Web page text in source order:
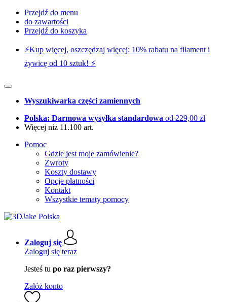
Przejdź do menu
do zawartości
Przejdź do koszyka
⚡️Kup więcej, oszczędzaj więcej: 10% rabatu na filament i
żywicę od 10 sztuk! ⚡️
Wyszukiwarka części zamiennych
Polska: Darmowa wysyłka standardowa od 229,00 zł
Więcej niż 11.100 art.
Pomoc
Gdzie jest moje zamówienie?
Zwroty
Koszty dostawy
Opcje płatności
Kontakt
Wszystkie tematy pomocy
Zaloguj się
Zaloguj się teraz
Jesteś tu po raz pierwszy?
Załóż konto